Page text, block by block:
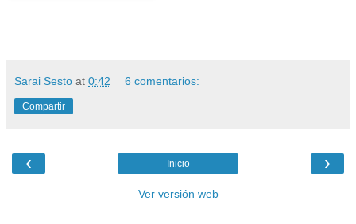
Sarai Sesto at 0:42 6 comentarios:
Compartir
‹ ›
Inicio
Ver versión web